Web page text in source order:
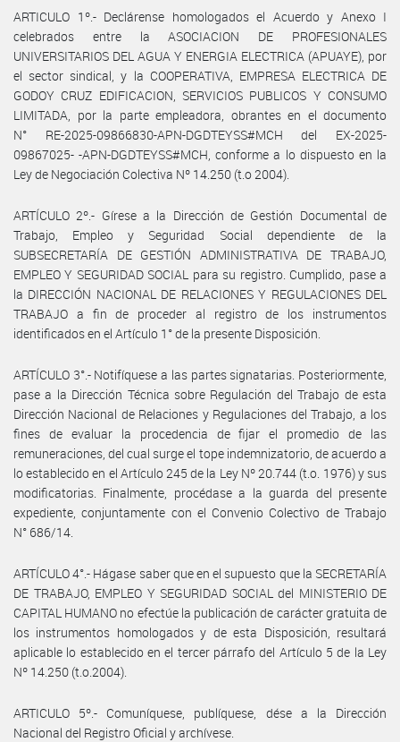
ARTICULO 1º.- Declárense homologados el Acuerdo y Anexo I
celebrados entre la ASOCIACION DE PROFESIONALES
UNIVERSITARIOS DEL AGUA Y ENERGIA ELECTRICA (APUAYE), por
el sector sindical, y la COOPERATIVA, EMPRESA ELECTRICA DE
GODOY CRUZ EDIFICACION, SERVICIOS PUBLICOS Y CONSUMO
LIMITADA, por la parte empleadora, obrantes en el documento
N° RE-2025-09866830-APN-DGDTEYSS#MCH del EX-2025-
09867025- -APN-DGDTEYSS#MCH, conforme a lo dispuesto en la
Ley de Negociación Colectiva Nº 14.250 (t.o 2004).
ARTÍCULO 2º.- Gírese a la Dirección de Gestión Documental de
Trabajo, Empleo y Seguridad Social dependiente de la
SUBSECRETARÍA DE GESTIÓN ADMINISTRATIVA DE TRABAJO,
EMPLEO Y SEGURIDAD SOCIAL para su registro. Cumplido, pase a
la DIRECCIÓN NACIONAL DE RELACIONES Y REGULACIONES DEL
TRABAJO a fin de proceder al registro de los instrumentos
identificados en el Artículo 1° de la presente Disposición.
ARTÍCULO 3°.- Notifíquese a las partes signatarias. Posteriormente,
pase a la Dirección Técnica sobre Regulación del Trabajo de esta
Dirección Nacional de Relaciones y Regulaciones del Trabajo, a los
fines de evaluar la procedencia de fijar el promedio de las
remuneraciones, del cual surge el tope indemnizatorio, de acuerdo a
lo establecido en el Artículo 245 de la Ley Nº 20.744 (t.o. 1976) y sus
modificatorias. Finalmente, procédase a la guarda del presente
expediente, conjuntamente con el Convenio Colectivo de Trabajo
N° 686/14.
ARTÍCULO 4°.- Hágase saber que en el supuesto que la SECRETARÍA
DE TRABAJO, EMPLEO Y SEGURIDAD SOCIAL del MINISTERIO DE
CAPITAL HUMANO no efectúe la publicación de carácter gratuita de
los instrumentos homologados y de esta Disposición, resultará
aplicable lo establecido en el tercer párrafo del Artículo 5 de la Ley
Nº 14.250 (t.o.2004).
ARTICULO 5º.- Comuníquese, publíquese, dése a la Dirección
Nacional del Registro Oficial y archívese.